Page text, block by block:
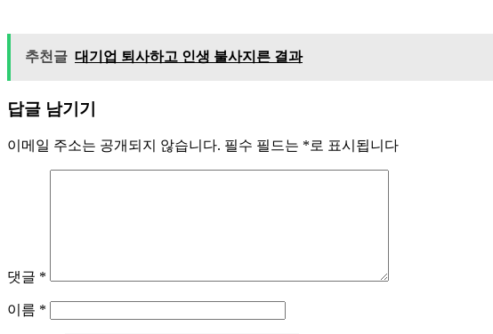
추천글 대기업 퇴사하고 인생 불사지른 결과
답글 남기기
이메일 주소는 공개되지 않습니다. 필수 필드는 *로 표시됩니다
댓글 *
이름 *